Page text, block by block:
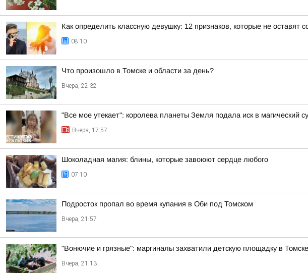
Как определить классную девушку: 12 признаков, которые не оставят
08:10
Что произошло в Томске и области за день?
Вчера, 22:32
"Все мое утекает": королева планеты Земля подала иск в магический
Вчера, 17:57
Шоколадная магия: блины, которые завоюют сердце любого
07:10
Подросток пропал во время купания в Оби под Томском
Вчера, 21:57
"Вонючие и грязные": маргиналы захватили детскую площадку в Томске
Вчера, 21:13